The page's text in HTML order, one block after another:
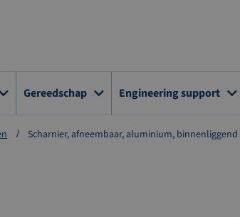
Gereedschap Engineering support
Scharnier, afneembaar, aluminium, binnenliggend